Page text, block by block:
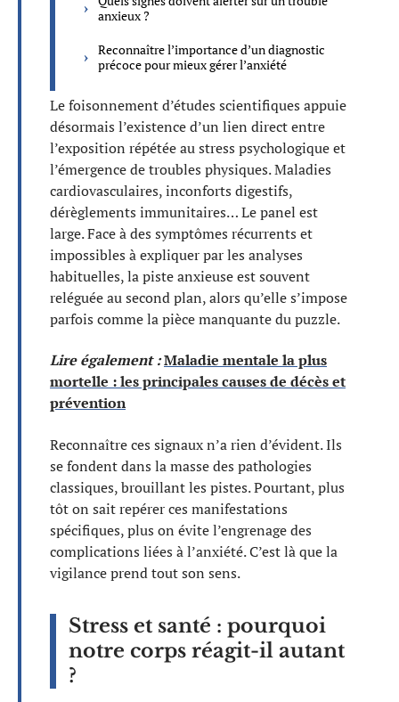
anxieux ?
Reconnaître l’importance d’un diagnostic
précoce pour mieux gérer l’anxiété
Le foisonnement d’études scientifiques appuie
désormais l’existence d’un lien direct entre
l’exposition répétée au stress psychologique et
l’émergence de troubles physiques. Maladies
cardiovasculaires, inconforts digestifs,
dérèglements immunitaires… Le panel est
large. Face à des symptômes récurrents et
impossibles à expliquer par les analyses
habituelles, la piste anxieuse est souvent
reléguée au second plan, alors qu’elle s’impose
parfois comme la pièce manquante du puzzle.
Lire également :Maladie mentale la plus
mortelle : les principales causes de décès et
prévention
Reconnaître ces signaux n’a rien d’évident. Ils
se fondent dans la masse des pathologies
classiques, brouillant les pistes. Pourtant, plus
tôt on sait repérer ces manifestations
spécifiques, plus on évite l’engrenage des
complications liées à l’anxiété. C’est là que la
vigilance prend tout son sens.
Stress et santé : pourquoi
notre corps réagit-il autant
?